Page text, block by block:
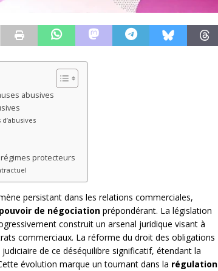
abusives
protecteurs
persistant dans les relations commerciales,
pouvoir de négociation prépondérant. La législation
construit un arsenal juridique visant à
commerciaux. La réforme du droit des obligations
de ce déséquilibre significatif, étendant la
évolution marque un tournant dans la régulation